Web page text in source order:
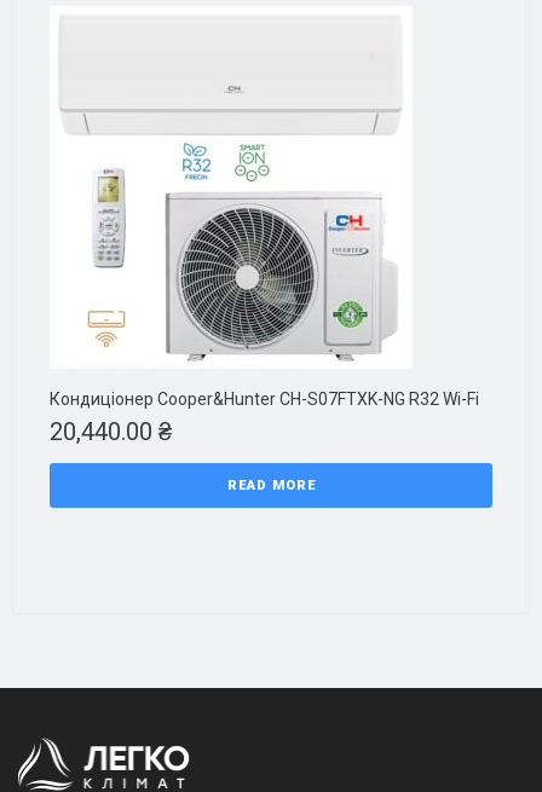
Кондиціонер Cooper&Hunter CH-S07FTXK-NG R32 Wi-Fi
20,440.00 ₴
READ MORE